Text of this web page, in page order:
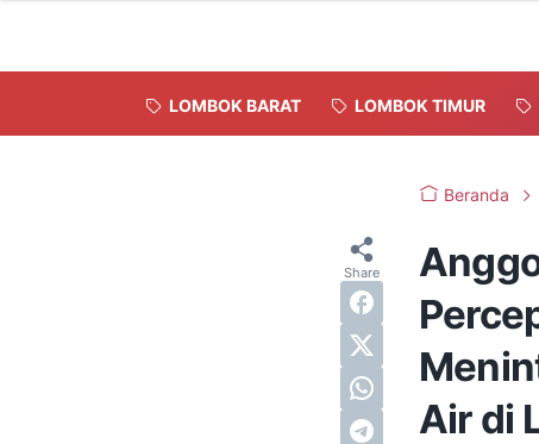
LOMBOK BARAT LOMBOK TIMUR
Beranda
Air di